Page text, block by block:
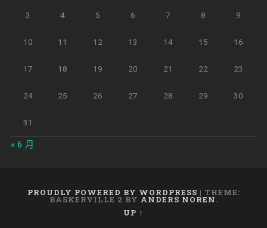
3 4 5 6 7 8 9
10 11 12 13 14 15 16
17 18 19 20 21 22 23
24 25 26 27 28 29 30
31
« 6 月
PROUDLY POWERED BY WORDPRESS | THEME:
BASKERVILLE 2 BY ANDERS NOREN.
UP ↑